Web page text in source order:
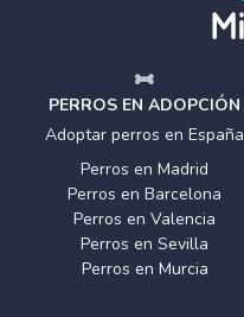
PERROS EN ADOPCIÓN
Adoptar perros en España
Perros en Madrid
Perros en Barcelona
Perros en Valencia
Perros en Sevilla
Perros en Murcia